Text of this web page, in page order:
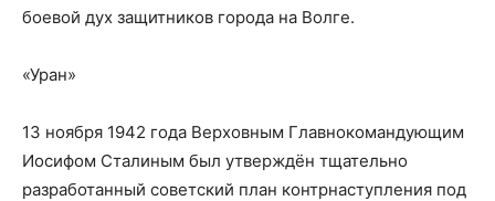
боевой дух защитников города на Волге.
«Уран»
13 ноября 1942 года Верховным Главнокомандующим
Иосифом Сталиным был утверждён тщательно
разработанный советский план контрнаступления под